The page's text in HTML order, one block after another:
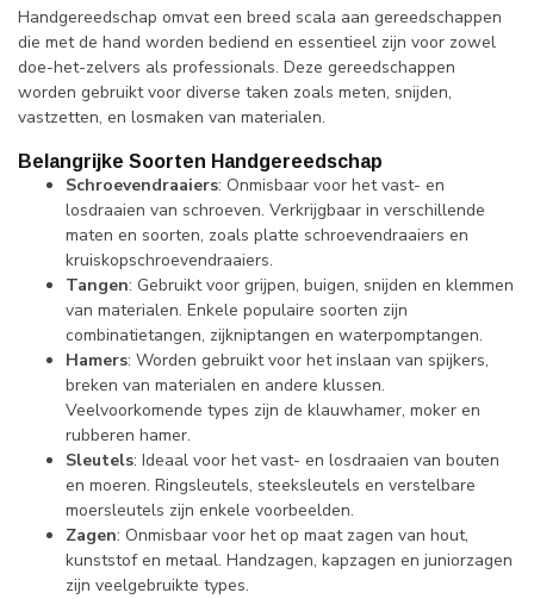
Handgereedschap omvat een breed scala aan gereedschappen
die met de hand worden bediend en essentieel zijn voor zowel
doe-het-zelvers als professionals. Deze gereedschappen
worden gebruikt voor diverse taken zoals meten, snijden,
vastzetten, en losmaken van materialen.
Belangrijke Soorten Handgereedschap
Schroevendraaiers: Onmisbaar voor het vast- en
losdraaien van schroeven. Verkrijgbaar in verschillende
maten en soorten, zoals platte schroevendraaiers en
kruiskopschroevendraaiers.
Tangen: Gebruikt voor grijpen, buigen, snijden en klemmen
van materialen. Enkele populaire soorten zijn
combinatietangen, zijkniptangen en waterpomptangen.
Hamers: Worden gebruikt voor het inslaan van spijkers,
breken van materialen en andere klussen.
Veelvoorkomende types zijn de klauwhamer, moker en
rubberen hamer.
Sleutels: Ideaal voor het vast- en losdraaien van bouten
en moeren. Ringsleutels, steeksleutels en verstelbare
moersleutels zijn enkele voorbeelden.
Zagen: Onmisbaar voor het op maat zagen van hout,
kunststof en metaal. Handzagen, kapzagen en juniorzagen
zijn veelgebruikte types.